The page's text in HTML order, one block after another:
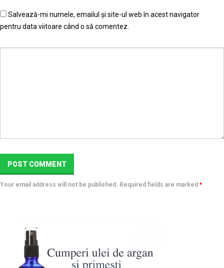
Salvează-mi numele, emailul și site-ul web în acest navigator
pentru data viitoare când o să comentez.
Your email address will not be published. Required fields are marked *